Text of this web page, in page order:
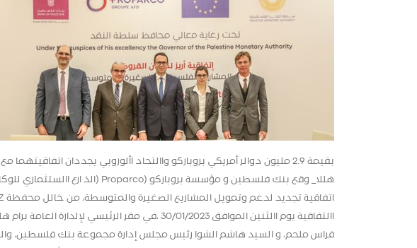
بقيمة 2.9 مليون دوالر أمريكي بروباركو واالتحاد األوروبي يجددان
االتفاقية يوم االثنين الموافق 30/01/2023 ،في مقر
فراس ملحم، و السيد هاشم الشوا رئيس مجلس إدارة مجموعة بنك فلسطين،